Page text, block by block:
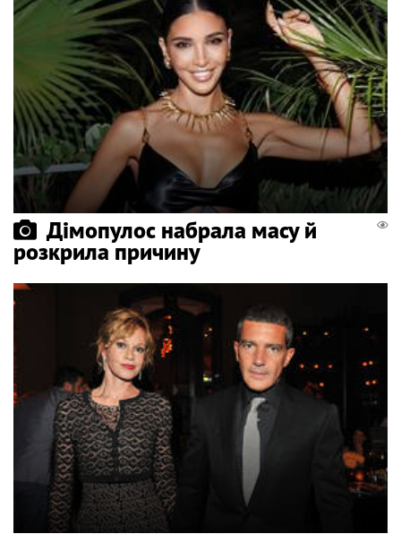
Дімопулос набрала масу й
розкрила причину